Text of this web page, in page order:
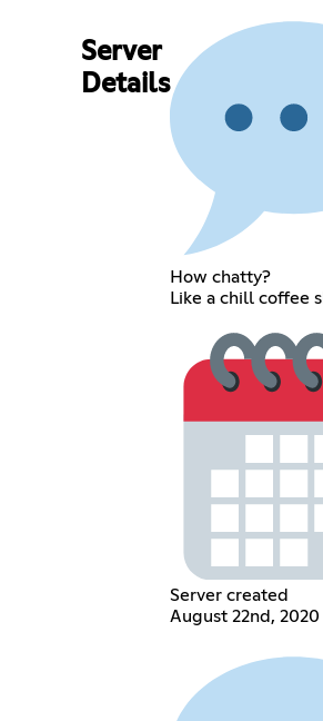
Server
Details
How chatty?
Like a chill coffee
Server created
August 22nd, 2020